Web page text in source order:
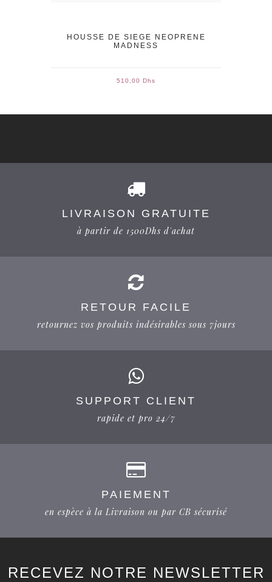
HOUSSE DE SIEGE NEOPRENE
MADNESS
510,00 Dhs
LIVRAISON GRATUITE
à partir de 1500Dhs d'achat
RETOUR FACILE
retournez vos produits indésirables sous 7jours
SUPPORT CLIENT
rapide et pro 24/7
PAIEMENT
en espèce à la Livraison ou par CB sécurisé
RECEVEZ NOTRE NEWSLETTER